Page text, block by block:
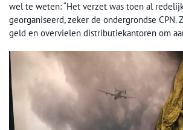
wel te weten: “Het verzet was toen al
georganiseerd, zeker de ondergrondse CPN.
geld en overvielen distributiekantoren om